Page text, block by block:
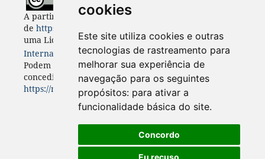
cookies
Este site utiliza cookies e outras
tecnologias de rastreamento para
melhorar sua experiência de
navegação para os seguintes
propósitos: para ativar a
funcionalidade básica do site.
Concordo
Eu recuso
A partir de 2023, Desenvolvimento e Meio Ambiente
de https://revistas.ufpr.br/made
uma Licença
Creative Commons - Atribuição 4.0
Internacional . CC BY 4.0
Podem estar disponíveis autorizações adicionais às
concedidas no âmbito desta licença em
https://revistas.ufpr.br/made/about.